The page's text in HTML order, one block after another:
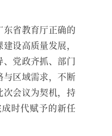
省教育厅正确的
设高质量发展，
党政齐抓、部门
区域需求，不断
会议为契机，持
时代赋予的新任